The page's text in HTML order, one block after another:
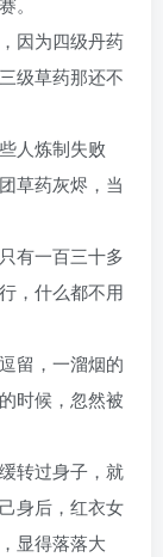
因为四级丹药
级草药那还不
人炼制失败
草药灰烬，当
有一百三十多
，什么都不用
留，一溜烟的
时候，忽然被
转过身子，就
身后，红衣女
显得落落大